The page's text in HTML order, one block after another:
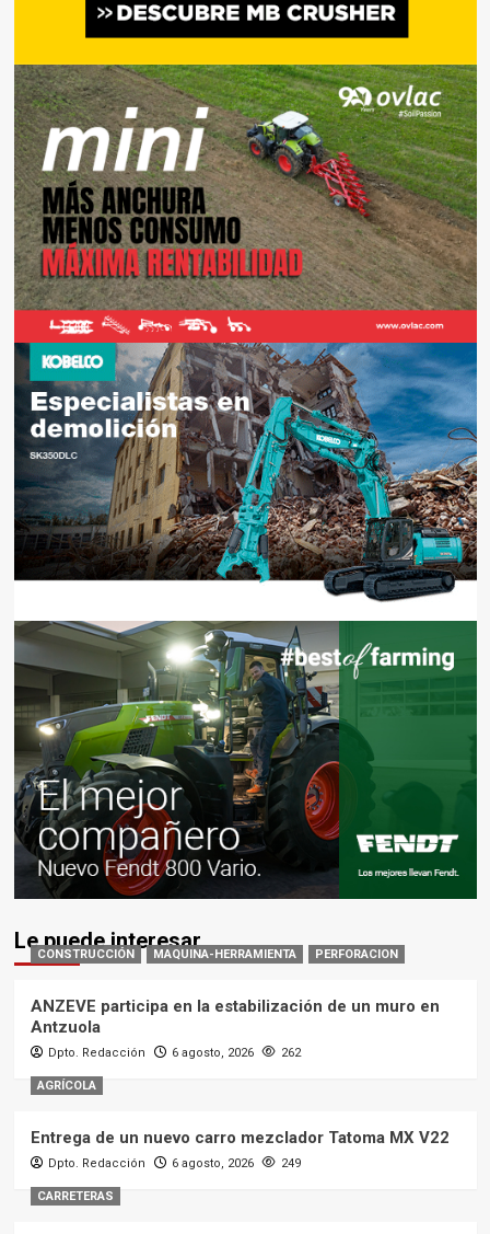
Le puede interesar
CONSTRUCCIÓN MAQUINA-HERRAMIENTA PERFORACION
ANZEVE participa en la estabilización de un muro en
Antzuola
Dpto. Redacción 6 agosto, 2026 262
AGRÍCOLA
Entrega de un nuevo carro mezclador Tatoma MX V22
Dpto. Redacción 6 agosto, 2026 249
CARRETERAS